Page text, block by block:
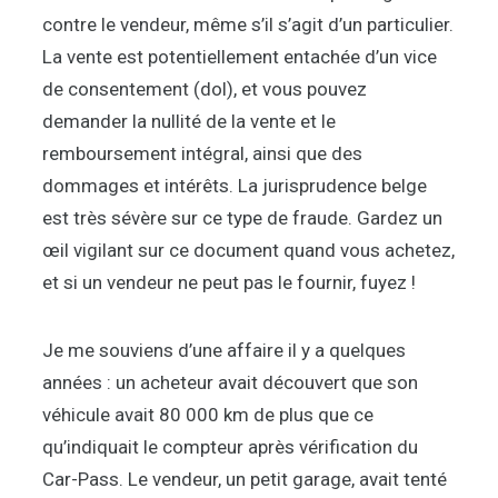
contre le vendeur, même s’il s’agit d’un particulier.
La vente est potentiellement entachée d’un vice
de consentement (dol), et vous pouvez
demander la nullité de la vente et le
remboursement intégral, ainsi que des
dommages et intérêts. La jurisprudence belge
est très sévère sur ce type de fraude. Gardez un
œil vigilant sur ce document quand vous achetez,
et si un vendeur ne peut pas le fournir, fuyez !
Je me souviens d’une affaire il y a quelques
années : un acheteur avait découvert que son
véhicule avait 80 000 km de plus que ce
qu’indiquait le compteur après vérification du
Car-Pass. Le vendeur, un petit garage, avait tenté